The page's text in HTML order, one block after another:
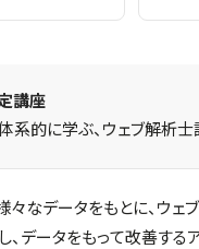
講座
系的に学ぶ、ウェブ解析
なデータをもとに、ウェ
、データをもって改善する